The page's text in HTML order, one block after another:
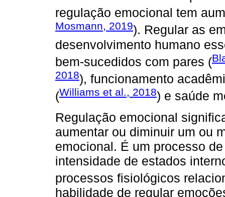
regulação emocional tem
Mosmann, 2019). Regular as
desenvolvimento humano
bem-sucedidos com pares (
2018), funcionamento
(Williams et al., 2018) e saúde
Regulação emocional
aumentar ou diminuir um ou
emocional. É um processo
intensidade de estados
processos fisiológicos
habilidade de regular